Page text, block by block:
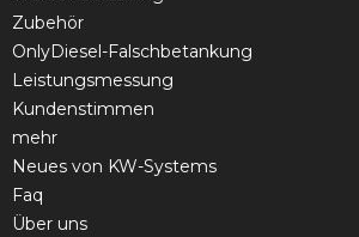
Zubehör
OnlyDiesel-Falschbetankung
Leistungsmessung
Kundenstimmen
mehr
Neues von KW-Systems
Faq
Über uns